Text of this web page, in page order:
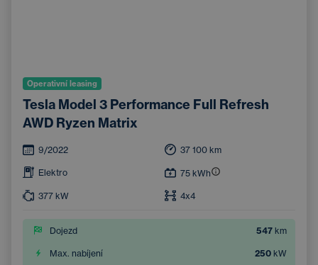
Operativní leasing
Tesla Model 3 Performance Full Refresh
AWD Ryzen Matrix
9/2022 37 100 km
Elektro 75 kWh
377 kW 4x4
Dojezd 547 km
Max. nabíjení 250 kW